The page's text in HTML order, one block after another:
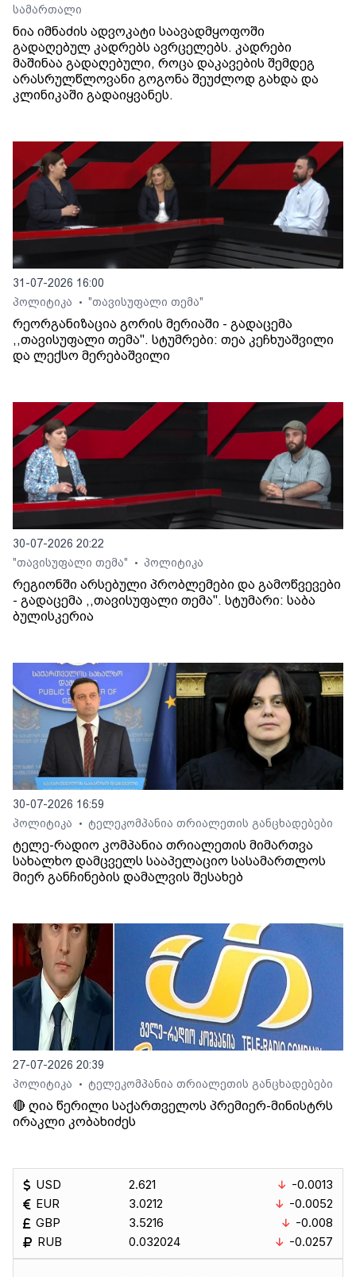
სამართალი
ნია იმნაძის ადვოკატი საავადმყოფოში
გადაღებულ კადრებს ავრცელებს. კადრები
მაშინაა გადაღებული, როცა დაკავების შემდეგ
არასრულწლოვანი გოგონა შეუძლოდ გახდა და
კლინიკაში გადაიყვანეს.
31-07-2026 16:00
პოლიტიკა
• "თავისუფალი თემა"
რეორგანიზაცია გორის მერიაში - გადაცემა
,,თავისუფალი თემა". სტუმრები: თეა კეჩხუაშვილი
და ლექსო მერებაშვილი
30-07-2026 20:22
"თავისუფალი თემა"
• პოლიტიკა
რეგიონში არსებული პრობლემები და გამოწვევები
- გადაცემა ,,თავისუფალი თემა". სტუმარი: საბა
ბულისკერია
30-07-2026 16:59
პოლიტიკა
• ტელეკომპანია თრიალეთის განცხადებები
ტელე-რადიო კომპანია თრიალეთის მიმართვა
სახალხო დამცველს სააპელაციო სასამართლოს
მიერ განჩინების დამალვის შესახებ
27-07-2026 20:39
პოლიტიკა
• ტელეკომპანია თრიალეთის განცხადებები
🔴 ღია წერილი საქართველოს პრემიერ-მინისტრს
ირაკლი კობახიძეს
USD
EUR
GBP
RUB
2.621
3.0212
3.5216
0.032024
-0.0013
-0.0052
-0.008
-0.0257